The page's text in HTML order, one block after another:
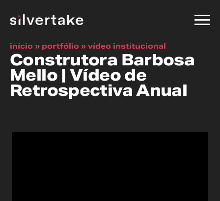
início » portfólio » vídeo institucional
Construtora Barbosa
Mello | Vídeo de
Retrospectiva Anual